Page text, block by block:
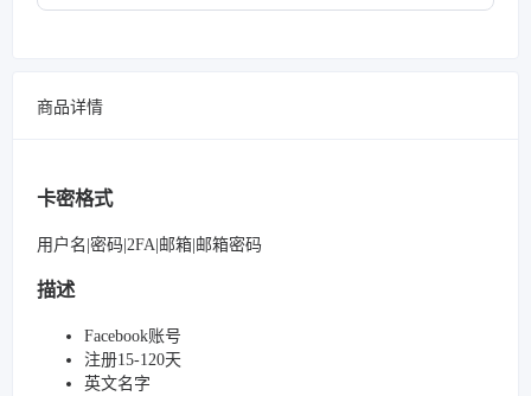
商品详情
卡密格式
用户名|密码|2FA|邮箱|邮箱密码
描述
Facebook账号
注册15-120天
英文名字